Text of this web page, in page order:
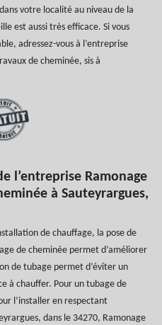
votre localité au niveau de la
est aussi très efficace. Si vous
adressez-vous à l’entreprise
de cheminée, sis à
l’entreprise Ramonage
à Sauteyrargues,
de chauffage, la pose de
de cheminée permet d’améliorer
de tubage permet d’éviter un
à chauffer. Pour un tubage de
l’installer en respectant
dans le 34270, Ramonage